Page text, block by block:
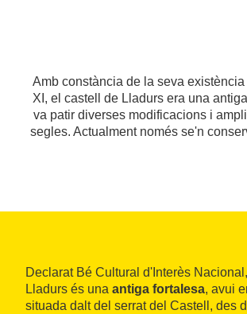
Amb constància de la seva
XI, el castell de Lladurs era una
va patir diverses modificacions i
segles. Actualment només se'n
Declarat Bé Cultural d'Interès
Lladurs és una antiga fortalesa, avui
situada dalt del serrat del Castell, des